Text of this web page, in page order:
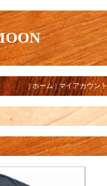
|ホーム|マイアカウント